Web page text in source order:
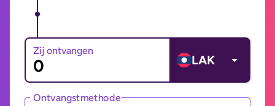
Zij ontvangen
LAK
Ontvangstmethode